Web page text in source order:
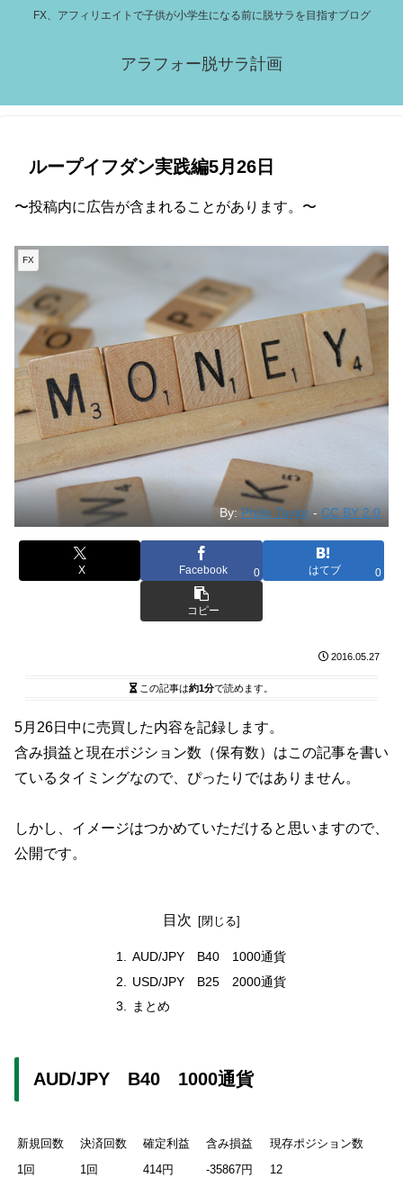
FX、アフィリエイトで子供が小学生になる前に脱サラを目指すブログ
アラフォー脱サラ計画
ループイフダン実践編5月26日
〜投稿内に広告が含まれることがあります。〜
FX
By: Philip Taylor -CC BY 2.0
X Facebook 0 はてブ 0
コピー
2016.05.27
この記事は約1分で読めます。
5月26日中に売買した内容を記録します。
含み損益と現在ポジション数（保有数）はこの記事を書い
ているタイミングなので、ぴったりではありません。
しかし、イメージはつかめていただけると思いますので、
公開です。
目次
AUD/JPY B40 1000通貨
USD/JPY B25 2000通貨
まとめ
AUD/JPY B40 1000通貨
新規回数 決済回数 確定利益 含み損益
現存ポジション数
1回
1回 414円 -35867円 12